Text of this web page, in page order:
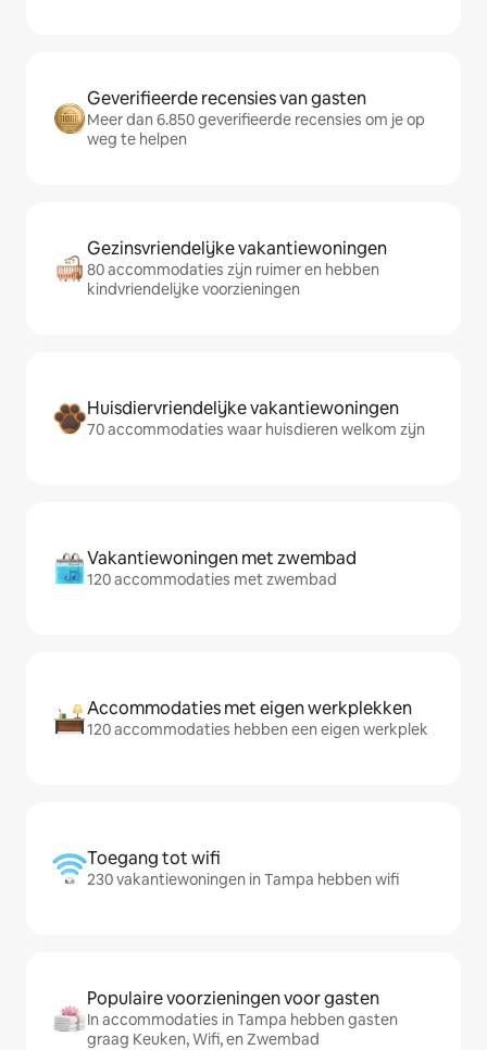
Geverifieerde recensies van gasten
Meer dan 6.850 geverifieerde recensies om je op
weg te helpen
Gezinsvriendelijke vakantiewoningen
80 accommodaties zijn ruimer en hebben
kindvriendelijke voorzieningen
Huisdiervriendelijke vakantiewoningen
70 accommodaties waar huisdieren welkom zijn
Vakantiewoningen met zwembad
120 accommodaties met zwembad
Accommodaties met eigen werkplekken
120 accommodaties hebben een eigen werkplek
Toegang tot wifi
230 vakantiewoningen in Tampa hebben wifi
Populaire voorzieningen voor gasten
In accommodaties in Tampa hebben gasten
graag Keuken, Wifi, en Zwembad